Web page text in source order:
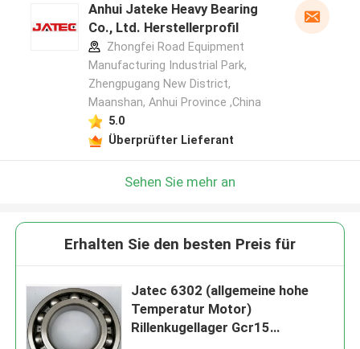
Anhui Jateke Heavy Bearing
Co., Ltd. Herstellerprofil
Zhongfei Road Equipment
Manufacturing Industrial Park,
Zhengpugang New District,
Maanshan, Anhui Province ,China
5.0
Überprüfter Lieferant
Sehen Sie mehr an
Erhalten Sie den besten Preis für
Jatec 6302 (allgemeine hohe
Temperatur Motor)
Rillenkugellager Gcr15